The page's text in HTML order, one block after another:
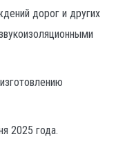
дорог и других
2025 года.